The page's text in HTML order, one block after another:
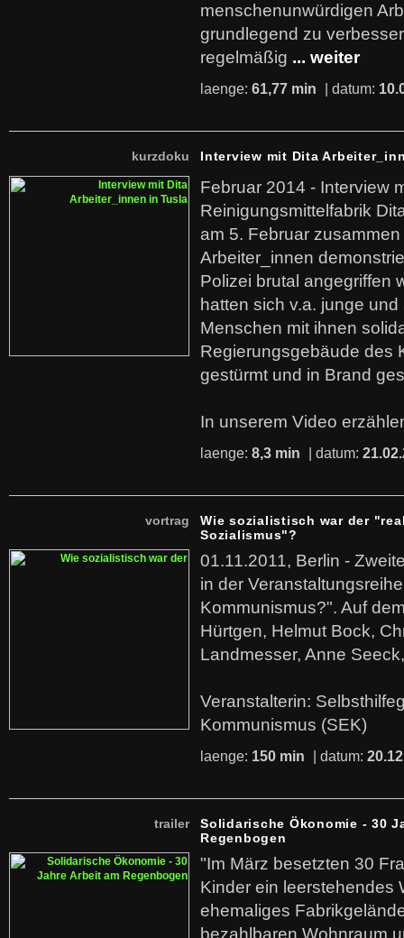
menschenunwürdigen
grundlegend zu
regelmäßig ... weiter
laenge: 61,77 min | datum:
kurzdoku Interview mit Dita
Februar 2014 - Interview
Reinigungsmittelfabrik
am 5. Februar
Arbeiter_innen
Polizei brutal angegriffen
hatten sich v.a. junge
Menschen mit ihnen
Regierungsgebäude des
gestürmt und in Brand
In unserem Video
laenge: 8,3 min | datum:
vortrag
Wie sozialistisch war der
Sozialismus"?
01.11.2011, Berlin -
in der
Kommunismus?". Auf
Hürtgen, Helmut Bock,
Landmesser, Anne
Veranstalterin:
Kommunismus (SEK)
laenge: 150 min | datum:
trailer
Solidarische Ökonomie - 30
Regenbogen
"Im März besetzten 30
Kinder ein leerstehendes
ehemaliges
bezahlbaren Wohnraum